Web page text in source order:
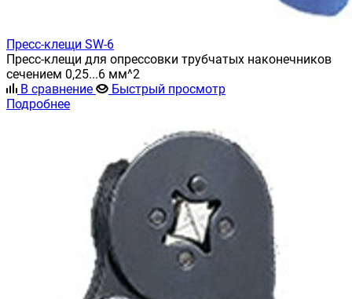
Пресс-клещи SW-6
Пресс-клещи для опрессовки трубчатых наконечников
сечением 0,25...6 мм^2
В сравнение
Быстрый просмотр
Подробнее